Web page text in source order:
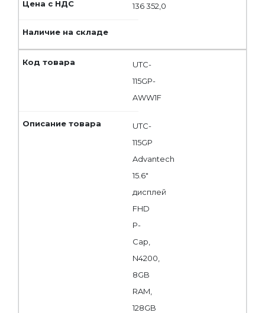
136 352,0
UTC-
115GP-
AWW1F
UTC-
115GP
Advantech
15.6"
дисплей
FHD
P-
Cap,
N4200,
8GB
RAM,
128GB